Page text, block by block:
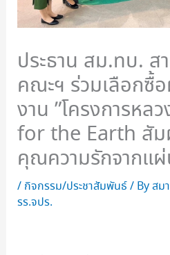
ประธาน สม.ทบ. ส
คณะฯ ร่วมเลือกซื้
งาน ”โครงการหล
for the Earth สัม
คุณความรักจากแ
/ กิจกรรม/ประชาสัมพันธ์/ Byสม
รร.จปร.